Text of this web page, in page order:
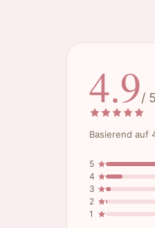
4.9/ 5
Basierend auf
5
4
3
2
1